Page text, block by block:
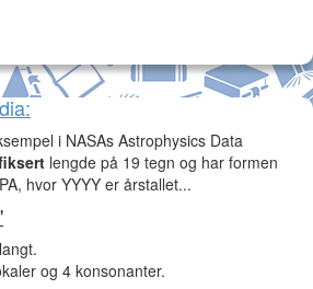
i NASAs Astrophysics Data
lengde på 19 tegn og har formen
hvor YYYY er årstallet...
og 4 konsonanter.